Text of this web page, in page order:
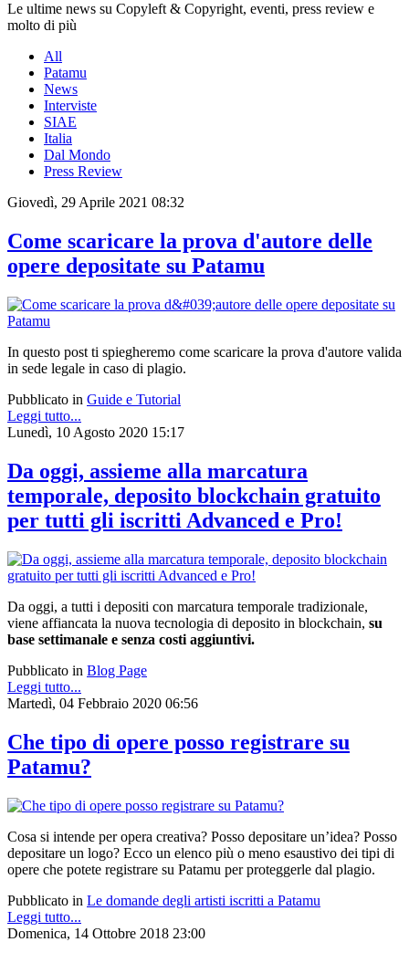
Le ultime news su Copyleft & Copyright, eventi, press review e
molto di più
All
Patamu
News
Interviste
SIAE
Italia
Dal Mondo
Press Review
Giovedì, 29 Aprile 2021 08:32
Come scaricare la prova d'autore delle
opere depositate su Patamu
In questo post ti spiegheremo come scaricare la prova d'autore valida
in sede legale in caso di plagio.
Pubblicato in Guide e Tutorial
Leggi tutto...
Lunedì, 10 Agosto 2020 15:17
Da oggi, assieme alla marcatura
temporale, deposito blockchain gratuito
per tutti gli iscritti Advanced e Pro!
Da oggi, a tutti i depositi con marcatura temporale tradizionale,
viene affiancata la nuova tecnologia di deposito in blockchain, su
base settimanale e senza costi aggiuntivi.
Pubblicato in Blog Page
Leggi tutto...
Martedì, 04 Febbraio 2020 06:56
Che tipo di opere posso registrare su
Patamu?
Cosa si intende per opera creativa? Posso depositare un’idea? Posso
depositare un logo? Ecco un elenco più o meno esaustivo dei tipi di
opere che potete registrare su Patamu per proteggerle dal plagio.
Pubblicato in Le domande degli artisti iscritti a Patamu
Leggi tutto...
Domenica, 14 Ottobre 2018 23:00